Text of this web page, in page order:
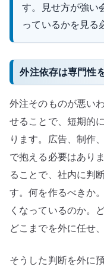
す。見せ方が強い
っているかを見る
外注依存は専門性
外注そのものが悪い
せることで、短期的
ります。広告、制作
で抱える必要はあり
ることで、社内に判
す。何を作るべきか
くなっているのか。
どこまでを外に任せ
そうした判断を外に